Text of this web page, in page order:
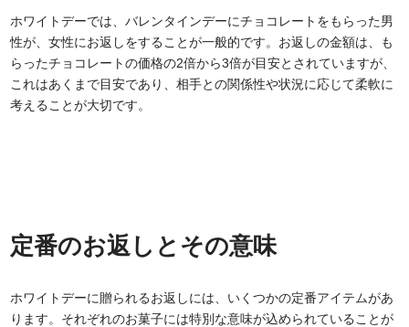
ホワイトデーでは、バレンタインデーにチョコレートをもらった男
性が、女性にお返しをすることが一般的です。お返しの金額は、も
らったチョコレートの価格の2倍から3倍が目安とされていますが、
これはあくまで目安であり、相手との関係性や状況に応じて柔軟に
考えることが大切です。
定番のお返しとその意味
ホワイトデーに贈られるお返しには、いくつかの定番アイテムがあ
ります。それぞれのお菓子には特別な意味が込められていることが